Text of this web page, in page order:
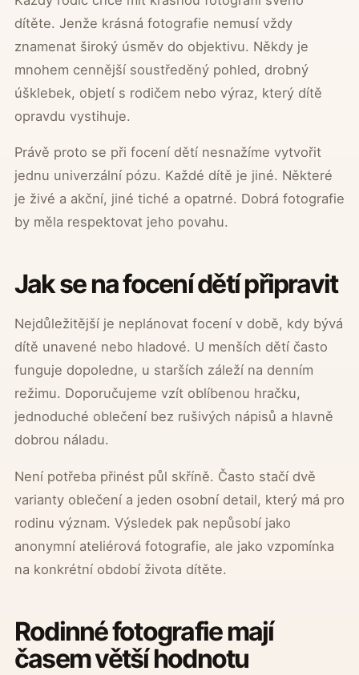
dítěte. Jenže krásná fotografie nemusí vždy
znamenat široký úsměv do objektivu. Někdy je
mnohem cennější soustředěný pohled, drobný
úšklebek, objetí s rodičem nebo výraz, který dítě
opravdu vystihuje.
Právě proto se při focení dětí nesnažíme vytvořit
jednu univerzální pózu. Každé dítě je jiné. Některé
je živé a akční, jiné tiché a opatrné. Dobrá fotografie
by měla respektovat jeho povahu.
Jak se na focení dětí připravit
Nejdůležitější je neplánovat focení v době, kdy bývá
dítě unavené nebo hladové. U menších dětí často
funguje dopoledne, u starších záleží na denním
režimu. Doporučujeme vzít oblíbenou hračku,
jednoduché oblečení bez rušivých nápisů a hlavně
dobrou náladu.
Není potřeba přinést půl skříně. Často stačí dvě
varianty oblečení a jeden osobní detail, který má pro
rodinu význam. Výsledek pak nepůsobí jako
anonymní ateliérová fotografie, ale jako vzpomínka
na konkrétní období života dítěte.
Rodinné fotografie mají
časem větší hodnotu